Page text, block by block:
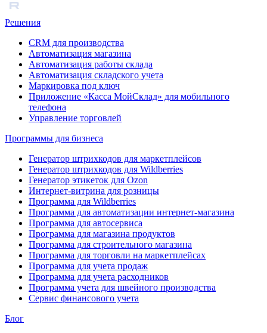
Решения
CRM для производства
Автоматизация магазина
Автоматизация работы склада
Автоматизация складского учета
Маркировка под ключ
Приложение «Касса МойСклад» для мобильного
телефона
Управление торговлей
Программы для бизнеса
Генератор штрихкодов для маркетплейсов
Генератор штрихкодов для Wildberries
Генератор этикеток для Ozon
Интернет-витрина для розницы
Программа для Wildberries
Программа для автоматизации интернет-магазина
Программа для автосервиса
Программа для магазина продуктов
Программа для строительного магазина
Программа для торговли на маркетплейсах
Программа для учета продаж
Программа для учета расходников
Программа учета для швейного производства
Сервис финансового учета
Блог